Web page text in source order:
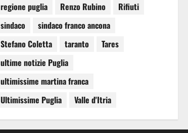
regione puglia
Renzo Rubino
Rifiuti
sindaco
sindaco franco ancona
Stefano Coletta
taranto
Tares
ultime notizie Puglia
ultimissime martina franca
Ultimissime Puglia
Valle d'Itria